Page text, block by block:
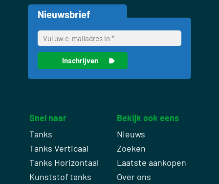
Nieuwsbrief
Snel naar
Tanks
Tanks Verticaal
Tanks Horizontaal
Kunststof tanks
Bekijk ook eens
Nieuws
Zoeken
Laatste aankopen
Over ons